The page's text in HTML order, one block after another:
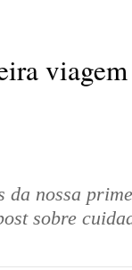
da nossa
sobre